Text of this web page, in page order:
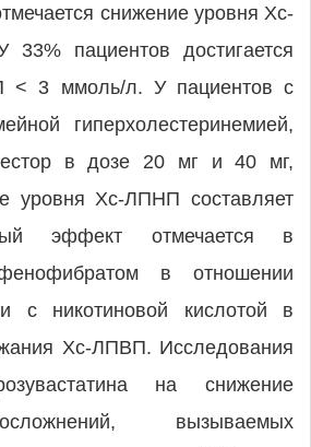
снижение уровня Хс-
пациентов достигается
< 3 ммоль/л. У пациентов с
гиперхолестеринемией,
в дозе 20 мг и 40 мг,
уровня Хс-ЛПНП составляет
эффект отмечается в
в отношении
с никотиновой кислотой в
Хс-ЛПВП. Исследования
на снижение
вызываемых